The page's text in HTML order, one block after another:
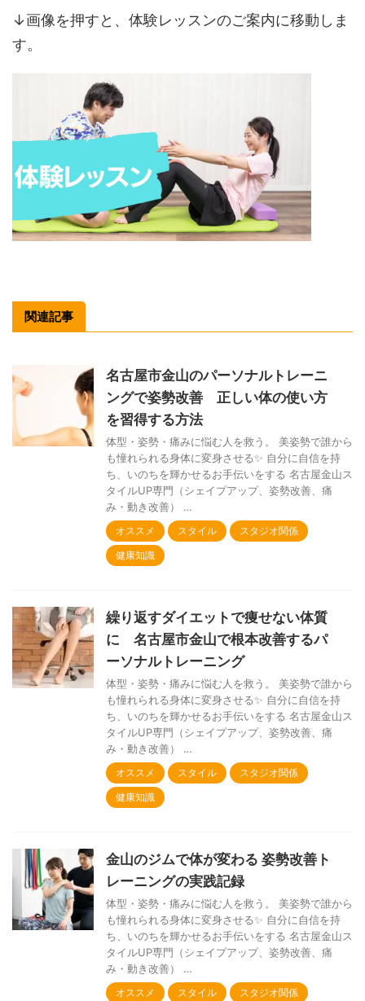
↓画像を押すと、体験レッスンのご案内に移動しま
す。
関連記事
名古屋市金山のパーソナルトレーニ
ングで姿勢改善 正しい体の使い方
を習得する方法
体型・姿勢・痛みに悩む人を救う。 美姿勢で誰から
も憧れられる身体に変身させる✨ 自分に自信を持
ち、いのちを輝かせるお手伝いをする 名古屋金山ス
タイルUP専門（シェイプアップ、姿勢改善、痛
み・動き改善） …
オススメ スタイル
スタジオ関係
健康知識
繰り返すダイエットで痩せない体質
に 名古屋市金山で根本改善するパ
ーソナルトレーニング
体型・姿勢・痛みに悩む人を救う。 美姿勢で誰から
も憧れられる身体に変身させる✨ 自分に自信を持
ち、いのちを輝かせるお手伝いをする 名古屋金山ス
タイルUP専門（シェイプアップ、姿勢改善、痛
み・動き改善） …
オススメ スタイル
スタジオ関係
健康知識
金山のジムで体が変わる 姿勢改善ト
レーニングの実践記録
体型・姿勢・痛みに悩む人を救う。 美姿勢で誰から
も憧れられる身体に変身させる✨ 自分に自信を持
ち、いのちを輝かせるお手伝いをする 名古屋金山ス
タイルUP専門（シェイプアップ、姿勢改善、痛
み・動き改善） …
オススメ スタイル スタジオ関係